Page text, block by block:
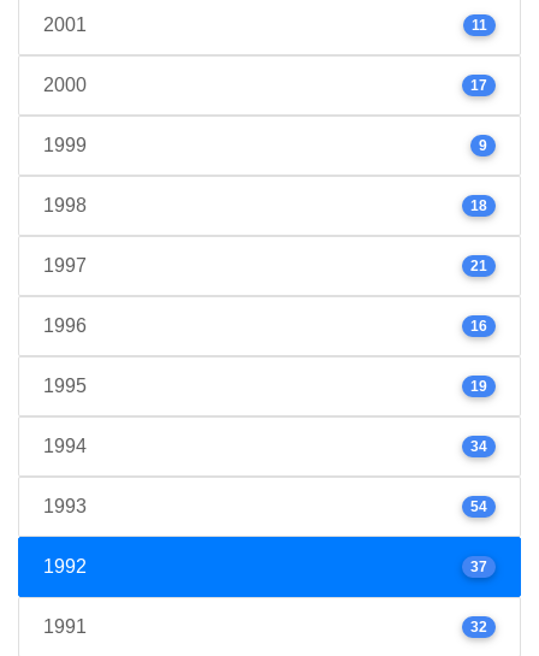
2001 11
2000 17
1999 9
1998 18
1997 21
1996 16
1995 19
1994 34
1993 54
1992 37
1991 32